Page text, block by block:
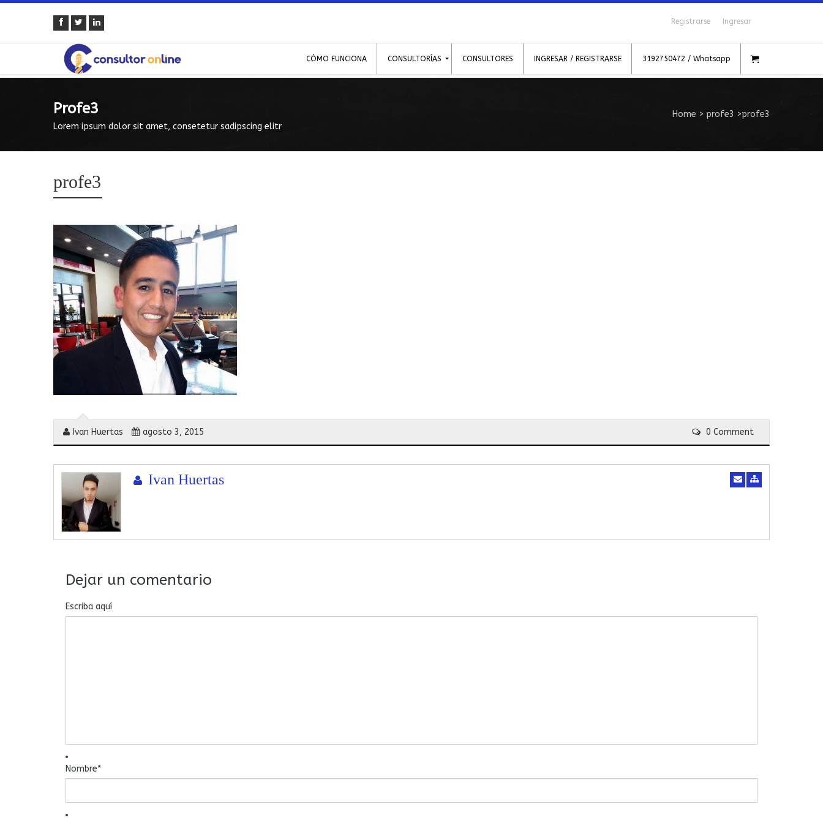
Registrarse Ingresar
CÓMO FUNCIONA CONSULTORÍAS CONSULTORES INGRESAR / REGISTRARSE 3192750472 / Whatsapp
Profe3
Lorem ipsum dolor sit amet, consetetur sadipscing elitr
Home > profe3 >profe3
profe3
Ivan Huertas agosto 3, 2015 0 Comment
Ivan Huertas
Dejar un comentario
Escriba aquí
Nombre*